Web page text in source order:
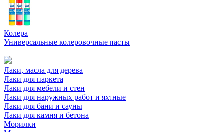
Колера
Универсальные колеровочные пасты
Лаки, масла для дерева
Лаки для паркета
Лаки для мебели и стен
Лаки для наружных работ и яхтные
Лаки для бани и сауны
Лаки для камня и бетона
Морилки